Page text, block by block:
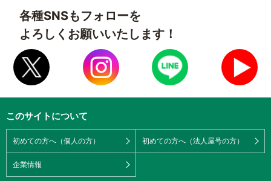
各種SNSもフォローを
よろしくお願いいたします！
このサイトについて
初めての方へ（個人の方） 初めての方へ（法人屋号の方）
企業情報